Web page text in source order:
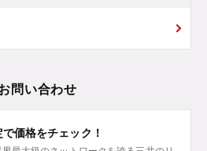
問い合わせ
価格をチェック！